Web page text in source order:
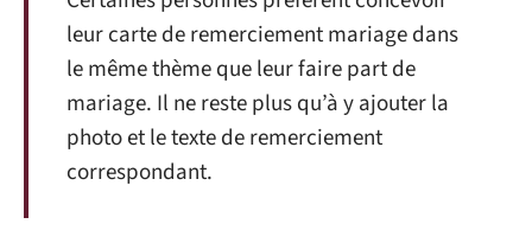
leur carte de remerciement mariage dans
le même thème que leur faire part de
mariage. Il ne reste plus qu’à y ajouter la
photo et le texte de remerciement
correspondant.